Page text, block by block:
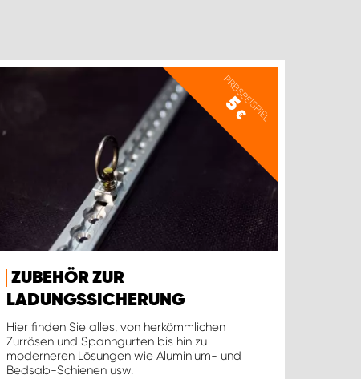
PREISBEISPIEL
5
€
ZUBEHÖR ZUR
LADUNGSSICHERUNG
Hier finden Sie alles, von herkömmlichen
Zurrösen und Spanngurten bis hin zu
moderneren Lösungen wie Aluminium- und
Bedsab-Schienen usw.